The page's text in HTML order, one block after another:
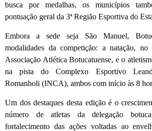
busca por medalhas, os municípios
pontuação geral da 3ª Região Esportiva do
Embora a sede seja São Manuel,
modalidades da competição: a natação,
Associação Atlética Botucatuense, e o
na pista do Complexo Esportivo
Romanholi (INCA), ambos com início às 8
Um dos destaques desta edição é o
número de atletas da delegação
fortalecimento das ações voltadas ao